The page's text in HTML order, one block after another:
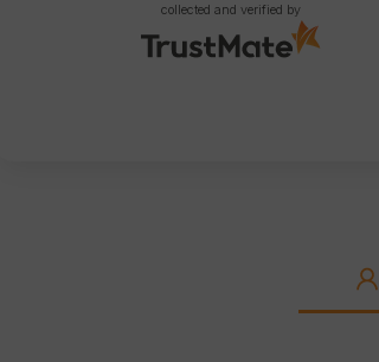
collected and verified by